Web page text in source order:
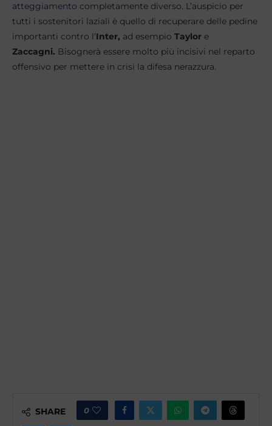
atteggiamento completamente diverso. L’auspicio per
tutti i sostenitori laziali è quello di recuperare delle pedine
importanti contro l’Inter, ad esempio Taylor e
Zaccagni. Bisognerà essere molto più incisivi nel reparto
offensivo per mettere in crisi la difesa nerazzura.
SHARE 0